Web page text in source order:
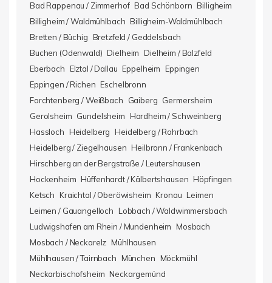
Bad Rappenau / Zimmerhof Bad Schönborn Billigheim
Billigheim / Waldmühlbach Billigheim-Waldmühlbach
Bretten / Büchig Bretzfeld / Geddelsbach
Buchen (Odenwald) Dielheim Dielheim / Balzfeld
Eberbach Elztal / Dallau Eppelheim Eppingen
Eppingen / Richen Eschelbronn
Forchtenberg / Weißbach
Gaiberg Germersheim
Gerolsheim Gundelsheim Hardheim / Schweinberg
Hassloch Heidelberg Heidelberg / Rohrbach
Heidelberg / Ziegelhausen Heilbronn / Frankenbach
Hirschberg an der Bergstraße / Leutershausen
Hockenheim Hüffenhardt / Kälbertshausen Höpfingen
Ketsch Kraichtal / Oberöwisheim Kronau Leimen
Leimen / Gauangelloch Lobbach / Waldwimmersbach
Ludwigshafen am Rhein / Mundenheim Mosbach
Mosbach / Neckarelz Mühlhausen
Mühlhausen / Tairnbach München Möckmühl
Neckarbischofsheim Neckargemünd